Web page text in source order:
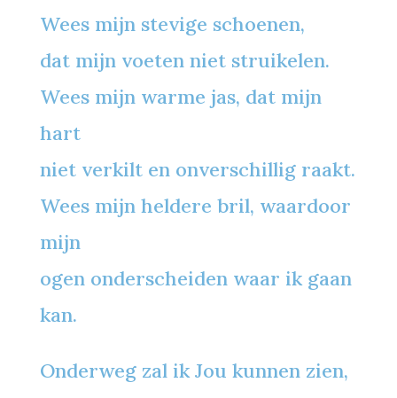
Wees mijn stevige schoenen,
dat mijn voeten niet struikelen.
Wees mijn warme jas, dat mijn
hart
niet verkilt en onverschillig raakt.
Wees mijn heldere bril, waardoor
mijn
ogen onderscheiden waar ik gaan
kan.
Onderweg zal ik Jou kunnen zien,